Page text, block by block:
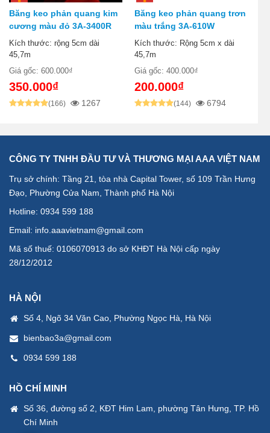
Băng keo phản quang kim
cương màu đỏ 3A-3400R
Kích thước: rộng 5cm dài
45,7m
Giá gốc: 600.000₫
350.000₫
(166) 1267
Băng keo phản quang trơn
màu trắng 3A-610W
Kích thước: Rộng 5cm x dài
45,7m
Giá gốc: 400.000₫
200.000₫
(144) 6794
CÔNG TY TNHH ĐẦU TƯ VÀ THƯƠNG MẠI AAA VIỆT NAM
Trụ sở chính: Tầng 21, tòa nhà Capital Tower, số 109 Trần Hưng
Đạo, Phường Cửa Nam, Thành phố Hà Nội
Hotline: 0934 599 188
Email: info.aaavietnam@gmail.com
Mã số thuế: 0106070913 do sở KHĐT Hà Nội cấp ngày
28/12/2012
HÀ NỘI
Số 4, Ngõ 34 Văn Cao, Phường Ngọc Hà, Hà Nội
bienbao3a@gmail.com
0934 599 188
HỒ CHÍ MINH
Số 36, đường số 2, KĐT Him Lam, phường Tân Hưng, TP. Hồ
Chí Minh